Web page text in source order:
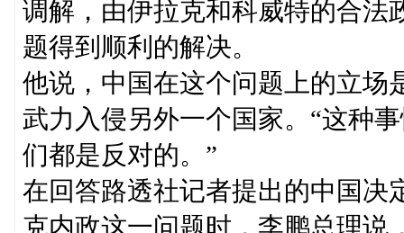
调解，由伊拉克和科威特的合法
题得到顺利的解决。
他说，中国在这个问题上的立场
武力入侵另外一个国家。“这种
们都是反对的。”
在回答路透社记者提出的中国决
克内政这一问题时，李鹏总理说